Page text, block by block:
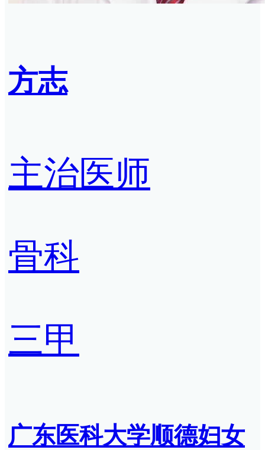
方志
主治医师
骨科
三甲
广东医科大学顺德妇女